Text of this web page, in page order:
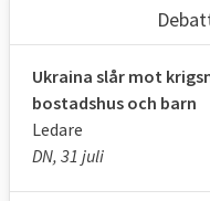
Ukraina slår mot
bostadshus och barn
Ledare
DN, 31 juli